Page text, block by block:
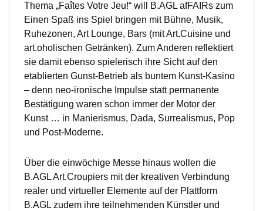
Thema „Faîtes Votre Jeu!“ will B.AGL afFAIRs zum
Einen Spaß ins Spiel bringen mit Bühne, Musik,
Ruhezonen, Art Lounge, Bars (mit Art.Cuisine und
art.oholischen Getränken). Zum Anderen reflektiert
sie damit ebenso spielerisch ihre Sicht auf den
etablierten Gunst-Betrieb als buntem Kunst-Kasino
– denn neo-ironische Impulse statt permanente
Bestätigung waren schon immer der Motor der
Kunst … in Manierismus, Dada, Surrealismus, Pop
und Post-Moderne.
Über die einwöchige Messe hinaus wollen die
B.AGL Art.Croupiers mit der kreativen Verbindung
realer und virtueller Elemente auf der Plattform
B.AGL zudem ihre teilnehmenden Künstler und